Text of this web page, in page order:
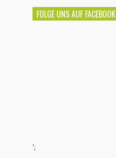
FOLGE UNS AUF FACEBOOK
';